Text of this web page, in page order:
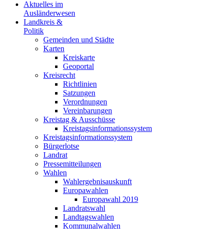
Aktuelles im
Ausländerwesen
Landkreis &
Politik
Gemeinden und Städte
Karten
Kreiskarte
Geoportal
Kreisrecht
Richtlinien
Satzungen
Verordnungen
Vereinbarungen
Kreistag & Ausschüsse
Kreistagsinformationssystem
Kreistagsinformationssystem
Bürgerlotse
Landrat
Pressemitteilungen
Wahlen
Wahlergebnisauskunft
Europawahlen
Europawahl 2019
Landratswahl
Landtagswahlen
Kommunalwahlen